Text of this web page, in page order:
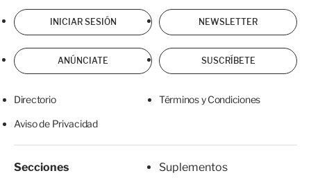
INICIAR SESIÓN NEWSLETTER
ANÚNCIATE SUSCRÍBETE
Directorio Términos y Condiciones
Aviso de Privacidad
Secciones
Suplementos